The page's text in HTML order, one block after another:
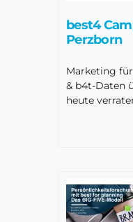
best4
Perzborn
Marketing
& b4t-Daten
heute